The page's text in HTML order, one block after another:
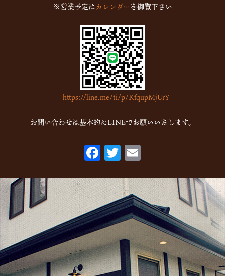
※営業予定はカレンダーを御覧下さい
https://line.me/ti/p/KfqupMjUrY
お問い合わせは基本的にLINEでお願いいたします。
F
ac
eb
o
o
k
T
w
itt
er
ai
l